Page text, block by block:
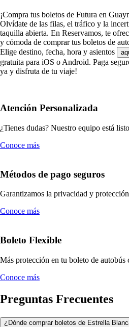
¡Compra tus boletos de Futura en
Olvídate de las filas, el tráfico y la
taquilla abierta. En Reservamos, te
y cómoda de comprar tus boletos de
Elige destino, fecha, hora y asientos
gratuita para iOS o Android. Paga
ya y disfruta de tu viaje!
Atención Personalizada
¿Tienes dudas? Nuestro equipo está
Conoce más
Métodos de pago seguros
Garantizamos la privacidad y
Conoce más
Boleto Flexible
Más protección en tu boleto de
Conoce más
Preguntas Frecuentes
¿Dónde comprar boletos de Estrella